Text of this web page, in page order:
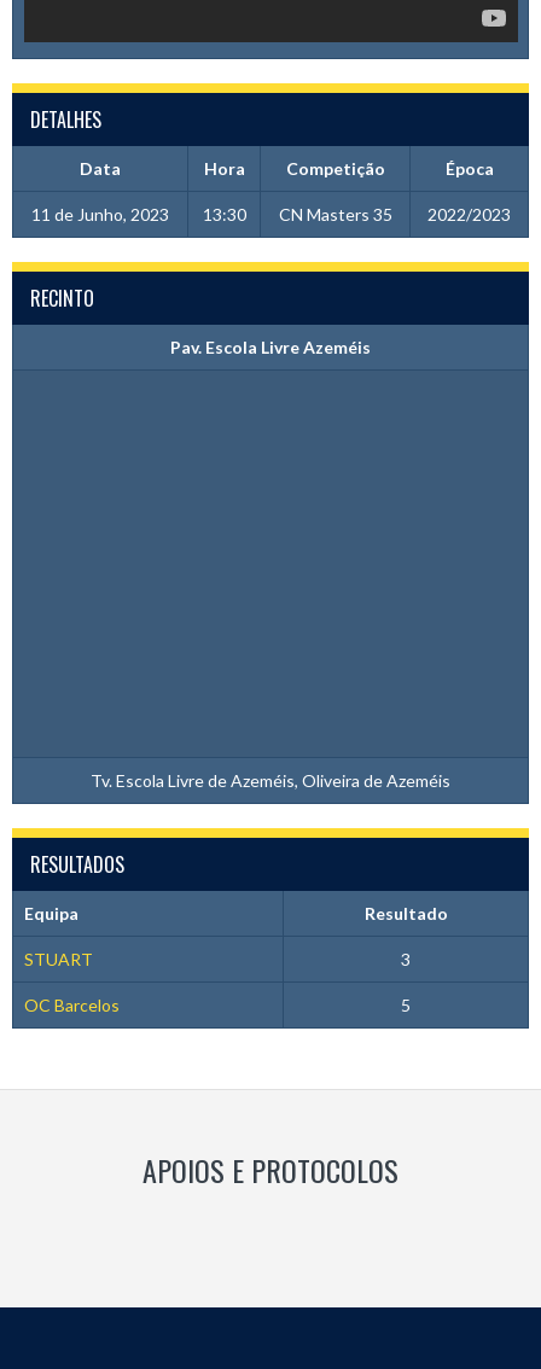
DETALHES
Data Hora Competição Época
11 de Junho, 2023 13:30 CN Masters 35 2022/2023
RECINTO
Pav. Escola Livre Azeméis
Tv. Escola Livre de Azeméis, Oliveira de Azeméis
RESULTADOS
Equipa Resultado
STUART 3
OC Barcelos 5
APOIOS E PROTOCOLOS